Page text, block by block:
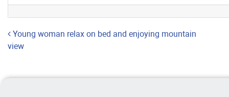
Навигация по записям
Young woman relax on bed and enjoying mountain
view